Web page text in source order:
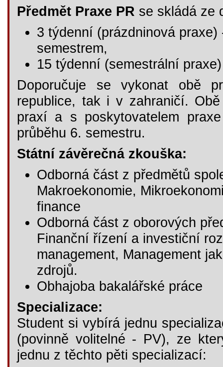
Předmět Praxe PR se skládá ze
3 týdenní (prázdninová
semestrem,
15 týdenní (semestrální
Doporučuje se vykonat obě
republice, tak i v zahraničí.
praxí a s poskytovatelem
průběhu 6. semestru.
Státní závěrečná zkouška:
Odborná část z předmětů
Makroekonomie,
finance
Odborná část z oborových
Finanční řízení a investiční
management, Management
zdrojů.
Obhajoba bakalářské práce
Specializace:
Student si vybírá jednu
(povinně volitelné - PV), ze
jednu z těchto pěti specializací: